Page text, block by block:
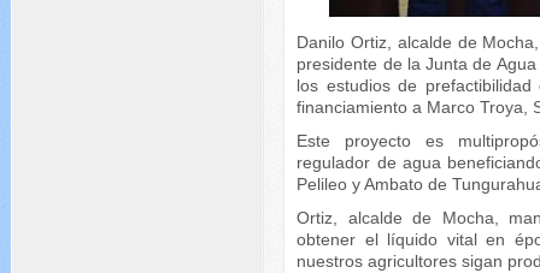
Danilo Ortiz, alcalde de
presidente de la Junta de
los estudios de
financiamiento a Marco Troya,
Este proyecto es
regulador de agua
Pelileo y Ambato de
Ortiz, alcalde de Mocha,
obtener el líquido vital en
nuestros agricultores sigan